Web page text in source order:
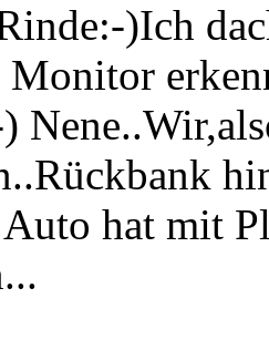
)Ich
Monitor
hat mit